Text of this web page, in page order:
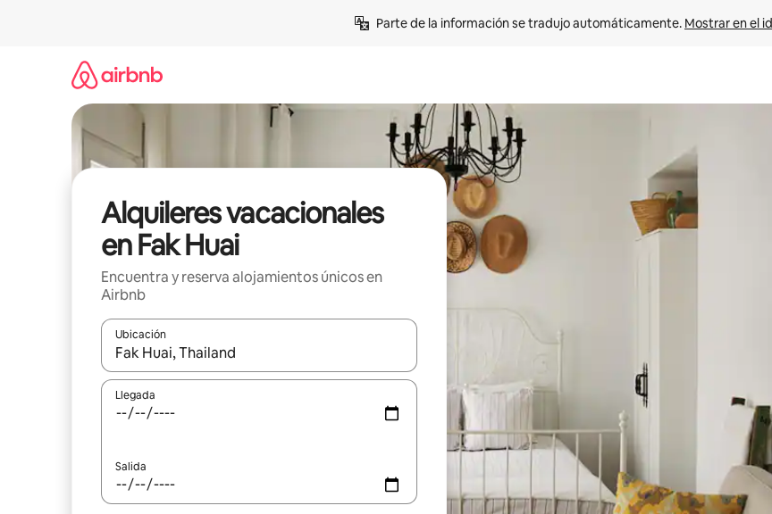
Parte de la información se tradujo automáticamente. Mostrar en el
Alquileres vacacionales
en Fak Huai
Encuentra y reserva alojamientos únicos en
Airbnb
Ubicación
Cuando los resultados estén disponibles, navega con las teclas de flecha hacia arriba y hacia abajo o explora con
Llegada
Salida